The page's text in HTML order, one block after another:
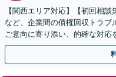
【関西エリア対応】【初回相
など、企業間の債権回収トラブ
ご意向に寄り添い、的確な対応
渉で、少しでも回収できるよう